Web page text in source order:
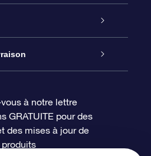
posées
ligne
à notre lettre
GRATUITE pour des
des mises à jour de
produits